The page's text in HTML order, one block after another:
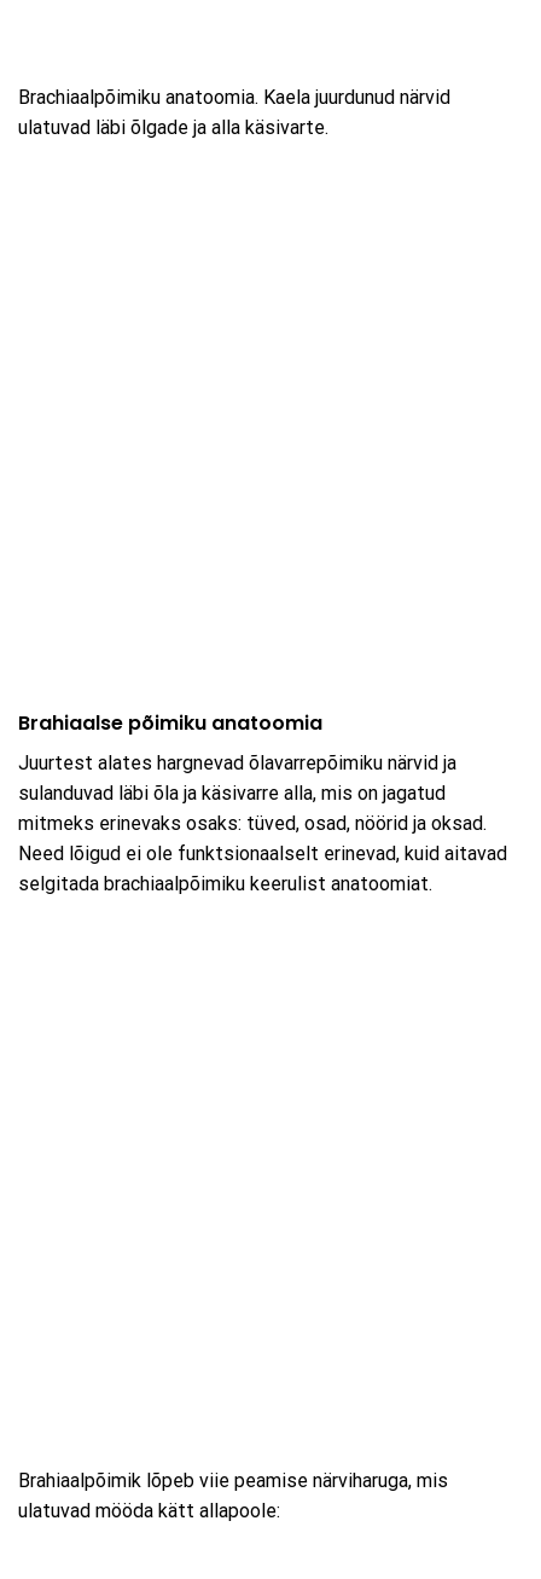
Brachiaalpõimiku anatoomia. Kaela juurdunud närvid
ulatuvad läbi õlgade ja alla käsivarte.
Brahiaalse põimiku anatoomia
Juurtest alates hargnevad õlavarrepõimiku närvid ja
sulanduvad läbi õla ja käsivarre alla, mis on jagatud
mitmeks erinevaks osaks: tüved, osad, nöörid ja oksad.
Need lõigud ei ole funktsionaalselt erinevad, kuid aitavad
selgitada brachiaalpõimiku keerulist anatoomiat.
Brahiaalpõimik lõpeb viie peamise närviharuga, mis
ulatuvad mööda kätt allapoole: